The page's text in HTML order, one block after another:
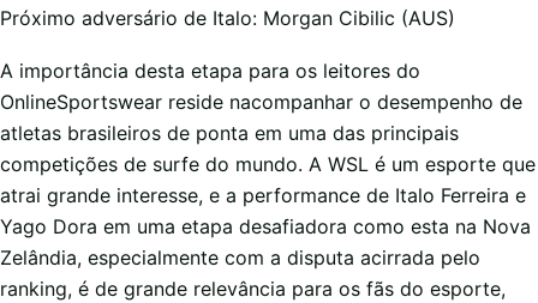
Próximo adversário de Italo: Morgan Cibilic (AUS)
A importância desta etapa para os leitores do
OnlineSportswear reside nacompanhar o desempenho de
atletas brasileiros de ponta em uma das principais
competições de surfe do mundo. A WSL é um esporte que
atrai grande interesse, e a performance de Italo Ferreira e
Yago Dora em uma etapa desafiadora como esta na Nova
Zelândia, especialmente com a disputa acirrada pelo
ranking, é de grande relevância para os fãs do esporte,